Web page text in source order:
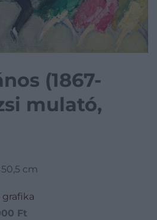
(1867-
mulató,
cm
grafika
Ft